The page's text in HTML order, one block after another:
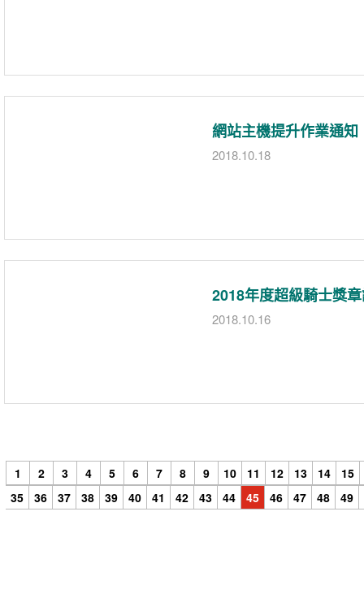
網站主機提升作業通知
2018.10.18
2018年度超級騎士獎
2018.10.16
1 2 3 4 5 6 7 8 9 10 11 12 13 14
15
35
36 37 38 39 40 41 42 43 44 45 46 47 48 49